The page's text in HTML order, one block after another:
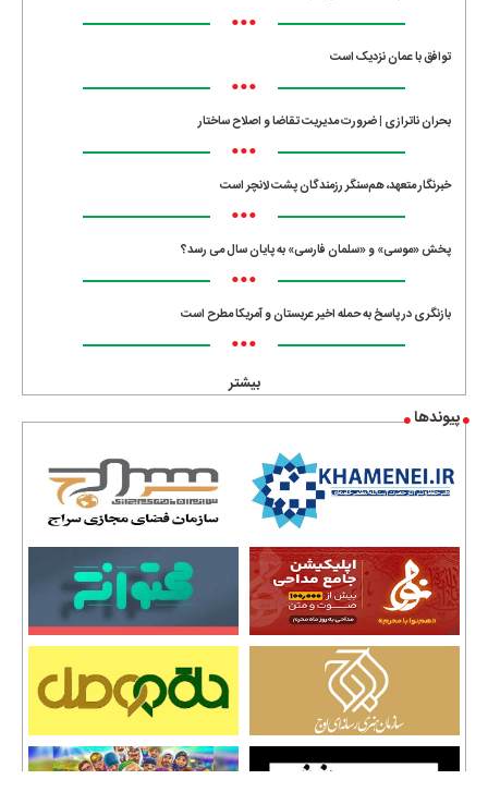
•••
توافق با عمان نزدیک است
•••
بحران ناترازی | ضرورت مدیریت تقاضا و اصلاح ساختار
•••
خبرنگار متعهد، هم‌سنگر رزمندگان پشت لانچر است
•••
پخش «موسی» و «سلمان فارسی» به پایان سال می رسد؟
•••
بازنگری در پاسخ به حمله اخیر عربستان و آمریکا مطرح است
•••
بیشتر
پیوندها